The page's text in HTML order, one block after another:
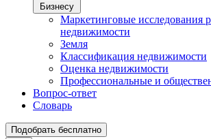
Бизнесу
Маркетинговые исследования
недвижимости
Земля
Классификация недвижимости
Оценка недвижимости
Профессиональные и
Вопрос-ответ
Словарь
Подобрать бесплатно